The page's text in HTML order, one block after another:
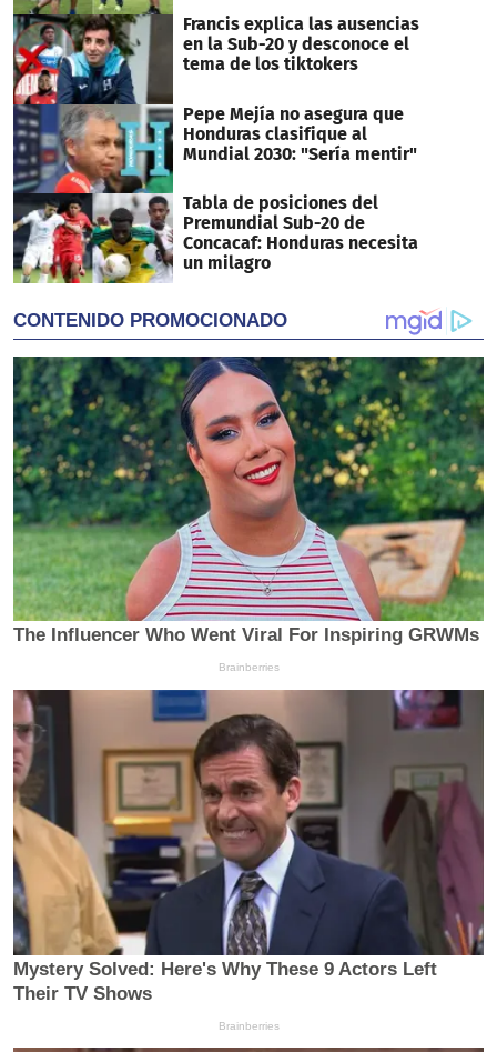
Francis explica las ausencias
en la Sub-20 y desconoce el
tema de los tiktokers
Pepe Mejía no asegura que
Honduras clasifique al
Mundial 2030: "Sería mentir"
Tabla de posiciones del
Premundial Sub-20 de
Concacaf: Honduras necesita
un milagro